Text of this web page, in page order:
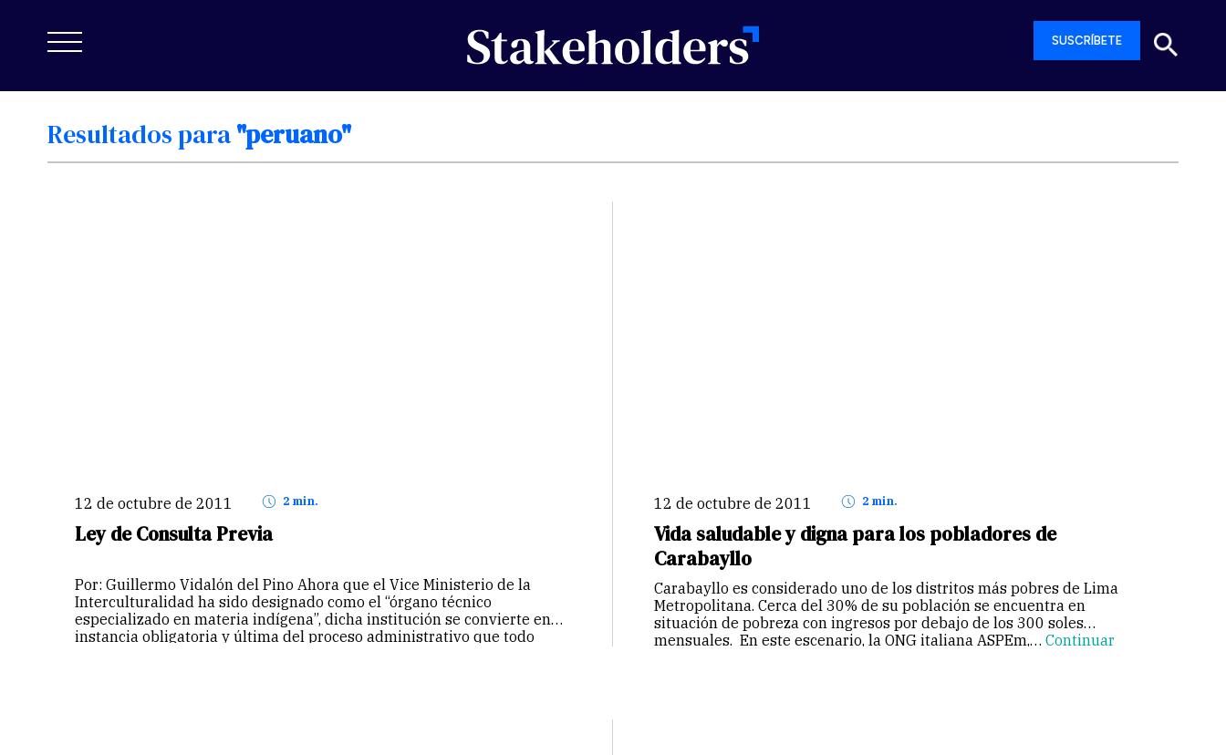
SUSCRÍBETE
Resultadospara"peruano"
12 de octubre de 2011 2 min.
Ley de Consulta Previa
Por: Guillermo Vidalón del Pino Ahora que el Vice Ministerio de la
Interculturalidad ha sido designado como el “órgano técnico
especializado en materia indígena”, dicha institución se convierte en
instancia obligatoria y última del proceso administrativo que todo
12 de octubre de 2011 2 min.
Vida saludable y digna para los pobladores de
Carabayllo
Carabayllo es considerado uno de los distritos más pobres de Lima
Metropolitana. Cerca del 30% de su población se encuentra en
situación de pobreza con ingresos por debajo de los 300 soles
mensuales. En este escenario, la ONG italiana ASPEm,… Continuar